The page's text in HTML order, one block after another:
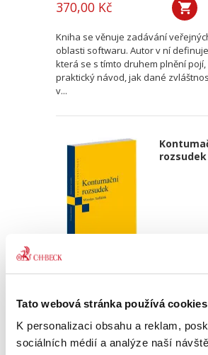
Tato webová stránka používá cookies
K personalizaci obsahu a reklam,
sociálních médií a analýze naší
370,00 Kč
Kniha se věnuje zadávání
oblasti softwaru. Autor v ní
která se s tímto druhem plnění
praktický návod, jak dané
v...
rozsudek
Miroslav Sedláček,
470,00 Kč
Publikace podrobně zkoumá
zmeškání jako klasický institut